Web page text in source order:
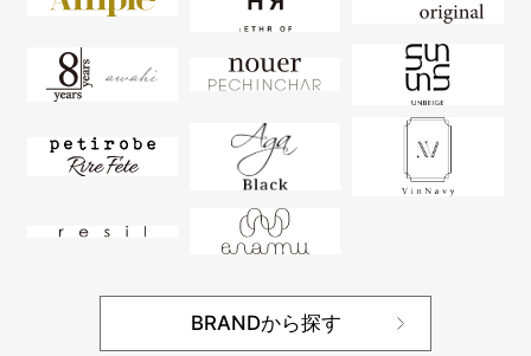
BRANDから探す